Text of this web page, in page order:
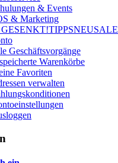
& Events
& Marketing
GESENKT!TIPPSNEUSALE
Geschäftsvorgänge
Warenkörbe
Favoriten
verwalten